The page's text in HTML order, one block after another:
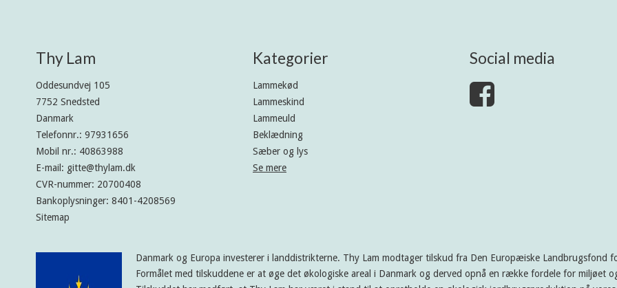
Thy Lam
Oddesundvej 105
7752 Snedsted
Danmark
Telefonnr.: 97931656
Mobil nr.: 40863988
E-mail : gitte@thylam.dk
CVR-nummer: 20700408
Bankoplysninger: 8401-4208569
Sitemap
Kategorier
Lammekød
Lammeskind
Lammeuld
Beklædning
Sæber og lys
Se mere
Social media
Danmark og Europa investerer i landdistrikterne. Thy Lam modtager tilskud fra Den Europæiske Landbrugsfond
Formålet med tilskuddene er at øge det økologiske areal i Danmark og derved opnå en række fordele for miljøet